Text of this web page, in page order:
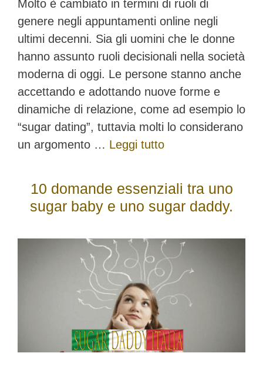
Molto è cambiato in termini di ruoli di
genere negli appuntamenti online negli
ultimi decenni. Sia gli uomini che le donne
hanno assunto ruoli decisionali nella società
moderna di oggi. Le persone stanno anche
accettando e adottando nuove forme e
dinamiche di relazione, come ad esempio lo
“sugar dating”, tuttavia molti lo considerano
un argomento … Leggi tutto
10 domande essenziali tra uno
sugar baby e uno sugar daddy.